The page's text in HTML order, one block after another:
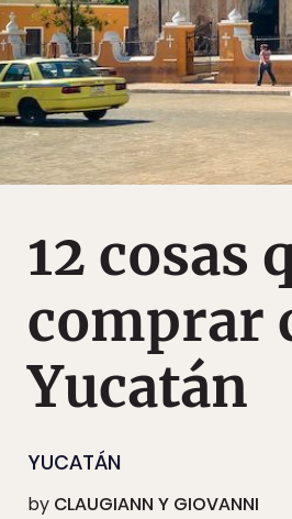
12 cosas
comprar
Yucatán
YUCATÁN
by CLAUGIANN Y GIOVANNI